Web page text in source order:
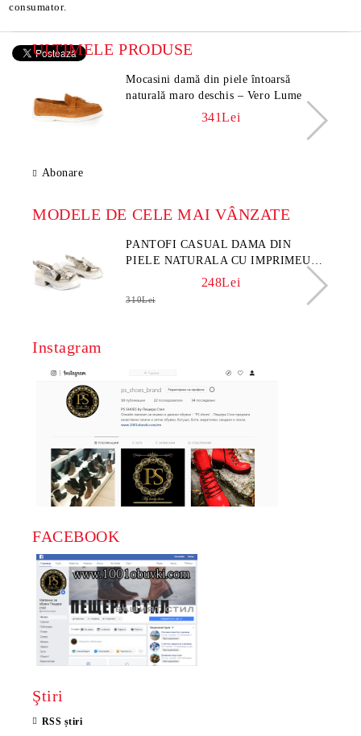
consumator.
ULTIMELE PRODUSE
Mocasini damă din piele întoarsă
naturală maro deschis – Vero Lume
341Lei
Abonare
MODELE DE CELE MAI VÂNZATE
PANTOFI CASUAL DAMA DIN
PIELE NATURALA CU IMPRIMEU
FLORAL - MODEL LUNA
248Lei
310Lei
Instagram
FACEBOOK
Ştiri
RSS știri